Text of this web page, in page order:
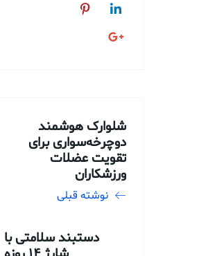
شلوارک هوشمند
دوچرخه‌سواری برای
تقویت عضلات
ورزشکاران
نوشته قبلی
دستبند سلامتی با